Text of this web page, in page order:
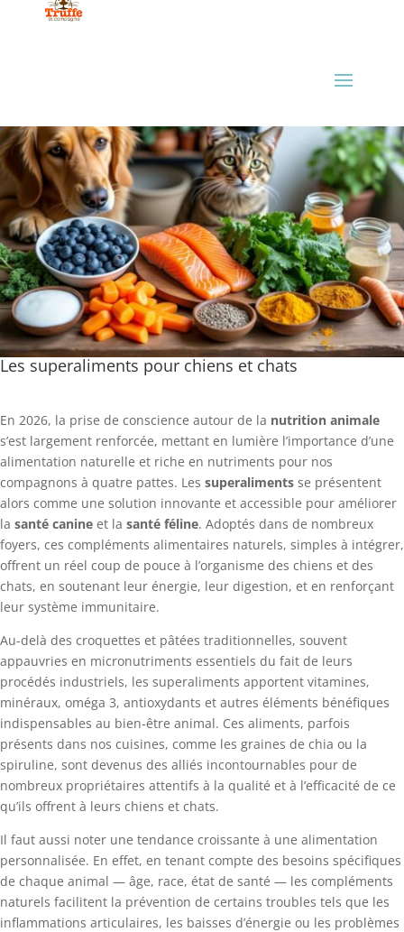
Les superaliments pour chiens et chats
En 2026, la prise de conscience autour de la nutrition animale
s’est largement renforcée, mettant en lumière l’importance d’une
alimentation naturelle et riche en nutriments pour nos
compagnons à quatre pattes. Les superaliments se présentent
alors comme une solution innovante et accessible pour améliorer
la santé canine et la santé féline. Adoptés dans de nombreux
foyers, ces compléments alimentaires naturels, simples à intégrer,
offrent un réel coup de pouce à l’organisme des chiens et des
chats, en soutenant leur énergie, leur digestion, et en renforçant
leur système immunitaire.
Au-delà des croquettes et pâtées traditionnelles, souvent
appauvries en micronutriments essentiels du fait de leurs
procédés industriels, les superaliments apportent vitamines,
minéraux, oméga 3, antioxydants et autres éléments bénéfiques
indispensables au bien-être animal. Ces aliments, parfois
présents dans nos cuisines, comme les graines de chia ou la
spiruline, sont devenus des alliés incontournables pour de
nombreux propriétaires attentifs à la qualité et à l’efficacité de ce
qu’ils offrent à leurs chiens et chats.
Il faut aussi noter une tendance croissante à une alimentation
personnalisée. En effet, en tenant compte des besoins spécifiques
de chaque animal — âge, race, état de santé — les compléments
naturels facilitent la prévention de certains troubles tels que les
inflammations articulaires, les baisses d’énergie ou les problèmes